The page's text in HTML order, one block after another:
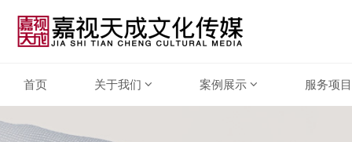
首页 关于我们 案例展示 服务项目